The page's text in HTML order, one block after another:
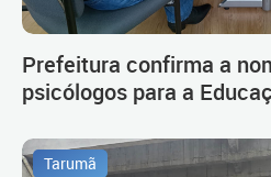
Prefeitura confirma a
psicólogos para a
Tarumã